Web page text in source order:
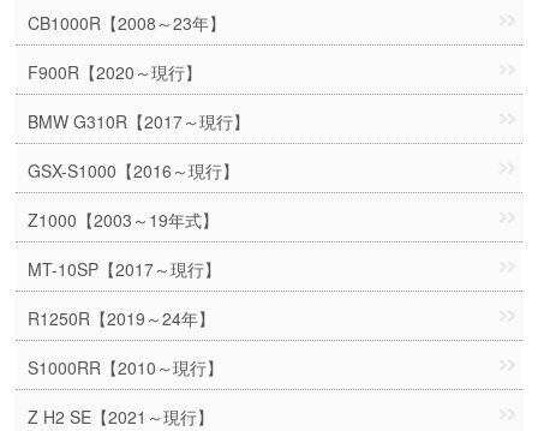
CB1000R【2008～23年】
F900R【2020～現行】
BMW G310R【2017～現行】
GSX-S1000【2016～現行】
Z1000【2003～19年式】
MT-10SP【2017～現行】
R1250R【2019～24年】
S1000RR【2010～現行】
Z H2 SE【2021～現行】